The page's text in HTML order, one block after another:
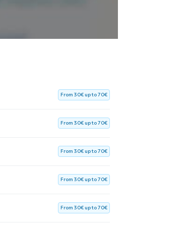
bied ikjongvolwassenen tot
van stationGent-Sint-
From 30€ up to 70€
From 30€ up to 70€
From 30€ up to 70€
From 30€ up to 70€
From 30€ up to 70€